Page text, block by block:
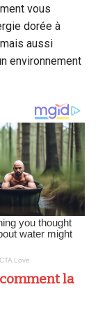
vous
dorée à
aussi
environnement
la